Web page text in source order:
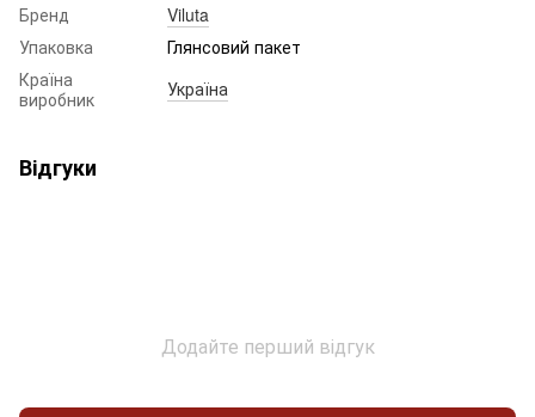
Бренд
Viluta
Упаковка
Глянсовий пакет
Країна
виробник
Україна
Відгуки
Додайте перший відгук